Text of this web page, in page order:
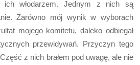
ich włodarzem. Jednym z nich są
Zarówno mój wynik w wyborach
mojego komitetu, daleko odbiegał
przewidywań. Przyczyn tego
z nich brałem pod uwagę, ale nie